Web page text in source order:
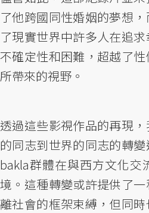
了他跨國同性婚姻的夢想
了現實世界中許多人在追
不確定性和困難，超越了
所帶來的視野。
透過這些影視作品的再現
的同志到世界的同志的轉
bakla群體在與西方文化交
境。這種轉變或許提供了
離社會的框架束縛，但同